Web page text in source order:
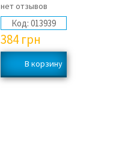
нет отзывов
Код: 013939
384 грн